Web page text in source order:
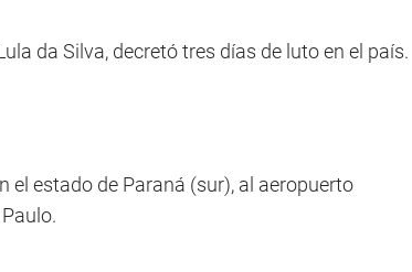
da Silva, decretó tres días de luto en el país.
el estado de Paraná (sur), al aeropuerto